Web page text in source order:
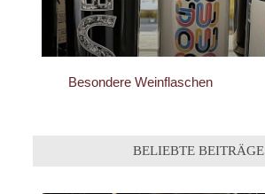
Besondere Weinflaschen
BELIEBTE BEITRÄGE